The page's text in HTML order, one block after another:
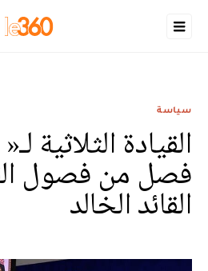
سياسة
القيادة الثلاثية
فصل من فصول
القائد الخالد